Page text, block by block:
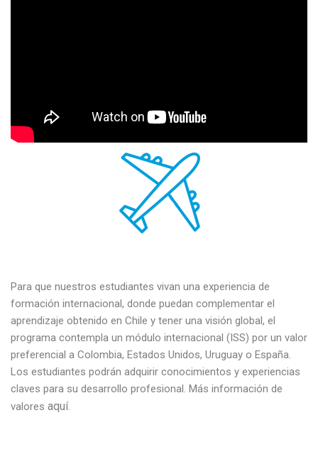
Para que nuestros estudiantes vivan una experiencia de
formación internacional, donde puedan complementar el
aprendizaje obtenido en Chile y tener una visión global, el
programa contempla un módulo internacional (ISS) por un valor
preferencial a Colombia, Estados Unidos, Uruguay o España.
Los estudiantes podrán adquirir conocimientos y experiencias
claves para su desarrollo profesional. Más información de
valores aquí.